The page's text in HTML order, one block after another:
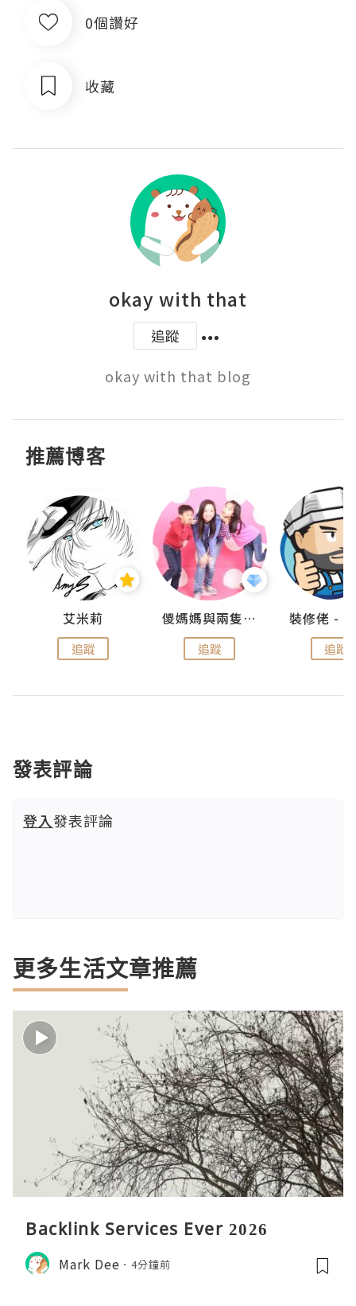
0個讚好
收藏
okay with that
追蹤
okay with that blog
推薦博客
艾米莉
追蹤
儍媽媽與兩隻小魔怪之家
追蹤 追蹤
發表評論
登入發表評論
更多生活文章推薦
Backlink Services Ever 2026
Mark Dee 4分鐘前